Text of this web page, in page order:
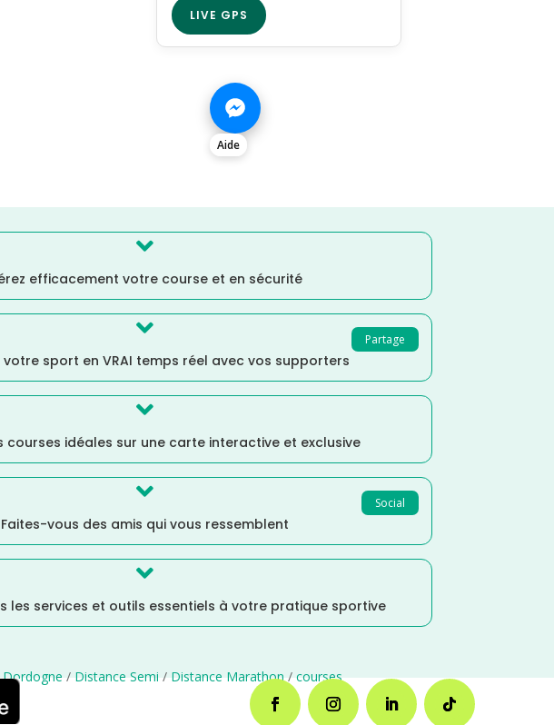
LIVE GPS
Aide

efficacement votre course et en sécurité
Partage

votre sport en VRAI temps réel avec vos supporters

courses idéales sur une carte interactive et exclusive
Social

Faites-vous des amis qui vous ressemblent

les services et outils essentiels à votre pratique sportive
Dordogne/Distance Semi/Distance Marathon/courses